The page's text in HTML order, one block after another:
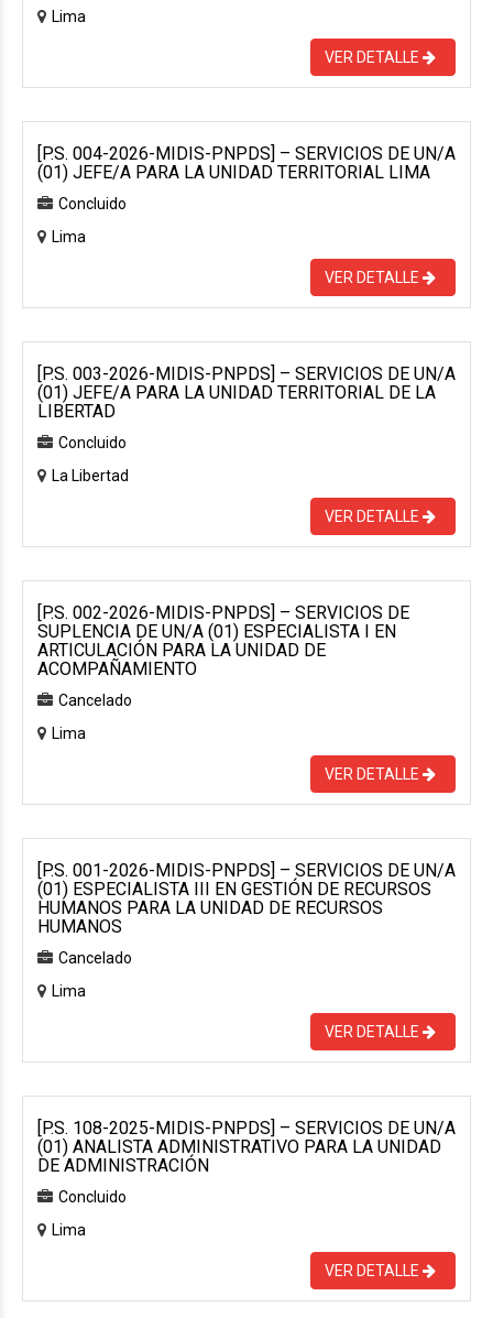
Lima
VER DETALLE
[P.S. 004-2026-MIDIS-PNPDS] – SERVICIOS DE UN/A
(01) JEFE/A PARA LA UNIDAD TERRITORIAL LIMA
Concluido
Lima
VER DETALLE
[P.S. 003-2026-MIDIS-PNPDS] – SERVICIOS DE UN/A
(01) JEFE/A PARA LA UNIDAD TERRITORIAL DE LA
LIBERTAD
Concluido
La Libertad
VER DETALLE
[P.S. 002-2026-MIDIS-PNPDS] – SERVICIOS DE
SUPLENCIA DE UN/A (01) ESPECIALISTA I EN
ARTICULACIÓN PARA LA UNIDAD DE
ACOMPAÑAMIENTO
Cancelado
Lima
VER DETALLE
[P.S. 001-2026-MIDIS-PNPDS] – SERVICIOS DE UN/A
(01) ESPECIALISTA III EN GESTIÓN DE RECURSOS
HUMANOS PARA LA UNIDAD DE RECURSOS
HUMANOS
Cancelado
Lima
VER DETALLE
[P.S. 108-2025-MIDIS-PNPDS] – SERVICIOS DE UN/A
(01) ANALISTA ADMINISTRATIVO PARA LA UNIDAD
DE ADMINISTRACIÓN
Concluido
Lima
VER DETALLE